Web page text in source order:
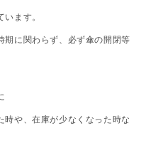
ます。
に関わらず、必ず傘の開閉等
時や、在庫が少なくなった時な